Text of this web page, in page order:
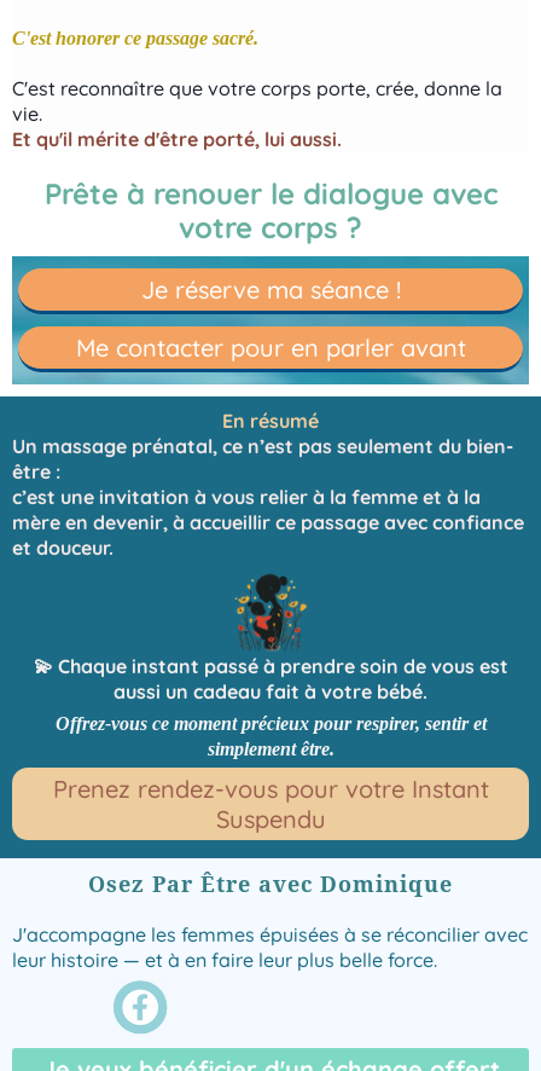
C'est honorer ce passage sacré.
C'est reconnaître que votre corps porte, crée, donne la
vie.
Et qu'il mérite d'être porté, lui aussi.
Prête à renouer le dialogue avec
votre corps ?
Je réserve ma séance !
Me contacter pour en parler avant
En résumé
Un massage prénatal, ce n’est pas seulement du bien-
être :
c’est une invitation à vous relier à la femme et à la
mère en devenir, à accueillir ce passage avec confiance
et douceur.
💫 Chaque instant passé à prendre soin de vous est
aussi un cadeau fait à votre bébé.
Offrez-vous ce moment précieux pour respirer, sentir et
simplement être.
Prenez rendez-vous pour votre Instant
Suspendu
Osez Par Être avec Dominique
J'accompagne les femmes épuisées à se réconcilier avec
leur histoire — et à en faire leur plus belle force.